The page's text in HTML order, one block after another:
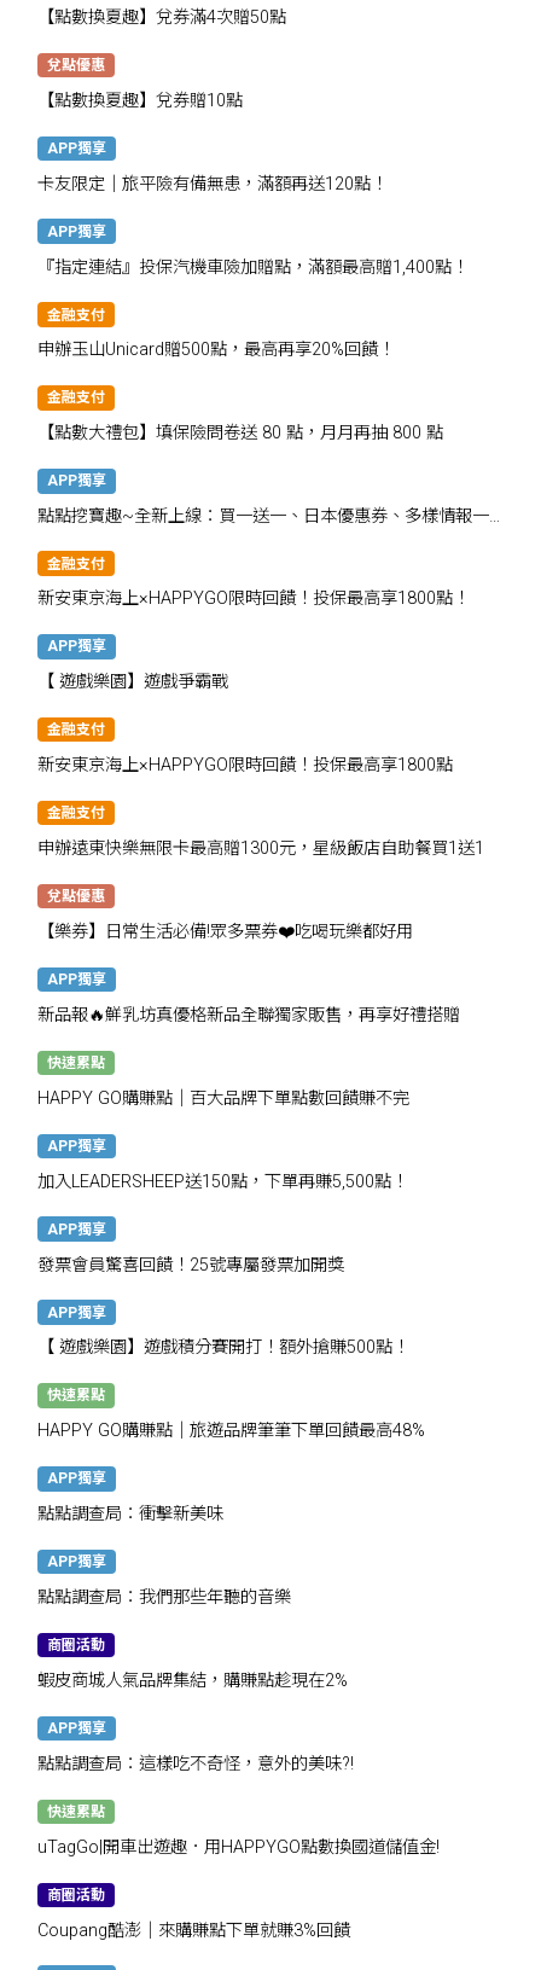
【點數換夏趣】兌券滿4次贈50點
兌點優惠
【點數換夏趣】兌券贈10點
APP獨享
卡友限定│旅平險有備無患，滿額再送120點！
APP獨享
『指定連結』投保汽機車險加贈點，滿額最高贈1,400點！
金融支付
申辦玉山Unicard贈500點，最高再享20%回饋！
金融支付
【點數大禮包】填保險問卷送 80 點，月月再抽 800 點
APP獨享
點點挖寶趣~全新上線：買一送一、日本優惠券、多樣情報一
金融支付
新安東京海上×HAPPYGO限時回饋！投保最高享1800點！
APP獨享
【 遊戲樂園】遊戲爭霸戰
金融支付
新安東京海上×HAPPYGO限時回饋！投保最高享1800點
金融支付
申辦遠東快樂無限卡最高贈1300元，星級飯店自助餐買1送1
兌點優惠
【樂券】日常生活必備!眾多票券❤️吃喝玩樂都好用
APP獨享
新品報🔥鮮乳坊真優格新品全聯獨家販售，再享好禮搭贈
快速累點
HAPPY GO購賺點｜百大品牌下單點數回饋賺不完
APP獨享
加入LEADERSHEEP送150點，下單再賺5,500點！
APP獨享
發票會員驚喜回饋！25號專屬發票加開獎
APP獨享
【 遊戲樂園】遊戲積分賽開打！額外搶賺500點！
快速累點
HAPPY GO購賺點｜旅遊品牌筆筆下單回饋最高48%
APP獨享
點點調查局：衝擊新美味
APP獨享
點點調查局：我們那些年聽的音樂
商圈活動
蝦皮商城人氣品牌集結，購賺點趁現在2%
APP獨享
點點調查局：這樣吃不奇怪，意外的美味?!
快速累點
uTagGo|開車出遊趣．用HAPPYGO點數換國道儲值金!
商圈活動
Coupang酷澎｜來購賺點下單就賺3%回饋